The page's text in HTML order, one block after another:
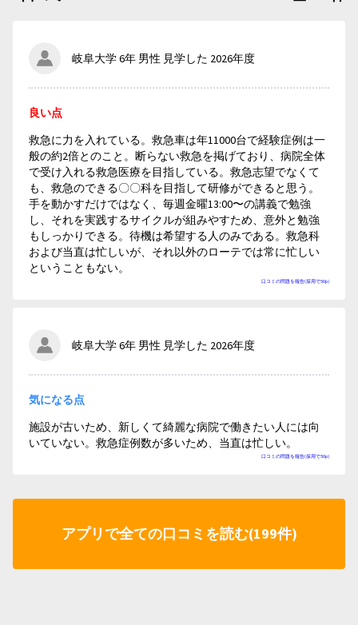
岐阜大学 6年 男性 見学した 2026年度
口コミの問題を報告(採用で50p)
良い点
救急に力を入れている。救急車は年11000台で経験症例は一
般の約2倍とのこと。断らない救急を掲げており、病院全体
で受け入れる救急医療を目指している。救急志望でなくて
も、救急のできる〇〇科を目指して研修ができると思う。
手を動かすだけではなく、毎週金曜13:00〜の講義で勉強
し、それを実践するサイクルが組みやすため、意外と勉強
もしっかりできる。待機は希望する人のみである。救急科
および当直は忙しいが、それ以外のローテでは常に忙しい
ということもない。
岐阜大学 6年 男性 見学した 2026年度
口コミの問題を報告(採用で50p)
気になる点
施設が古いため、新しくて綺麗な病院で働きたい人には向
いていない。救急症例数が多いため、当直は忙しい。
アプリで全ての口コミを読む(199件)